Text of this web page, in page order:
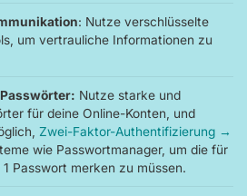
: Nutze verschlüsselte
um vertrauliche Informationen zu
Nutze starke und
für deine Online-Konten, und
Zwei-Faktor-Authentifizierung →
wie Passwortmanager, um die für
Passwort merken zu müssen.